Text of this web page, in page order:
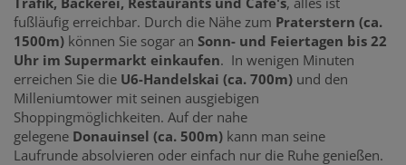
fußläufig erreichbar. Durch die Nähe zum Praterstern (ca.
1500m) können Sie sogar an Sonn- und Feiertagen bis 22
Uhr im Supermarkt einkaufen. In wenigen Minuten
erreichen Sie die U6-Handelskai (ca. 700m) und den
Milleniumtower mit seinen ausgiebigen
Shoppingmöglichkeiten. Auf der nahe
gelegene Donauinsel (ca. 500m) kann man seine
Laufrunde absolvieren oder einfach nur die Ruhe genießen.